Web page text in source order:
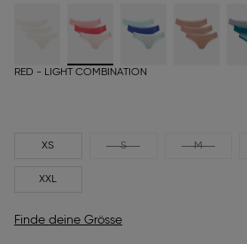
RED - LIGHT COMBINATION
XS S M
XXL
Finde deine Grösse